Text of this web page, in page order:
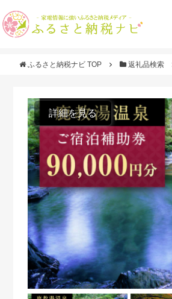
ふるさと納税ナビ TOP 返礼品検索
詳細を見る